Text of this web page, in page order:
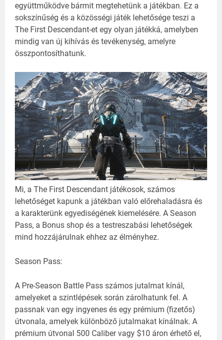
együttműködve bármit megtehetünk a játékban. Ez a
sokszínűség és a közösségi játék lehetősége teszi a
The First Descendant-et egy olyan játékká, amelyben
mindig van új kihívás és tevékenység, amelyre
összpontosíthatunk.
Mi, a The First Descendant játékosok, számos
lehetőséget kapunk a játékban való előrehaladásra és
a karakterünk egyediségének kiemelésére. A Season
Pass, a Bonus shop és a testreszabási lehetőségek
mind hozzájárulnak ehhez az élményhez.
Season Pass:
A Pre-Season Battle Pass számos jutalmat kínál,
amelyeket a szintlépések során zárolhatunk fel. A
passnak van egy ingyenes és egy prémium (fizetős)
útvonala, amelyek különböző jutalmakat kínálnak. A
prémium útvonal 500 Caliber vagy $10 áron érhető el,